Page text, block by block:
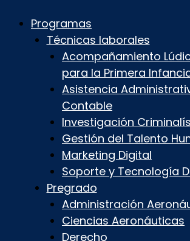
Programas
Técnicas laborales
Acompañamiento
para la Primera
Asistencia
Contable
Investigación
Gestión del Talento
Marketing Digital
Soporte y Tecnología
Pregrado
Administración
Ciencias Aeronáuticas
Derecho